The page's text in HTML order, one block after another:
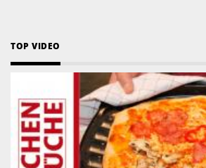
TOP VIDEO